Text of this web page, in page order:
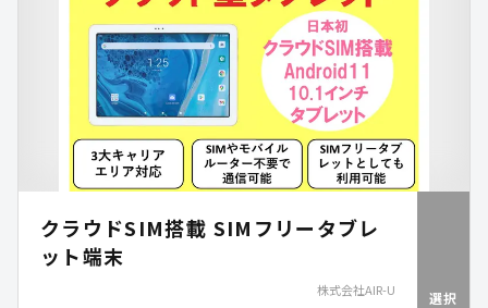
クラウドSIM搭載 SIMフリータブレ
ット端末
株式会社AIR-U 選択